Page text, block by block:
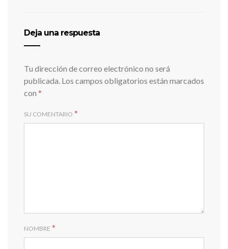
Deja una respuesta
Tu dirección de correo electrónico no será
publicada. Los campos obligatorios están marcados
con *
SU COMENTARIO *
NOMBRE *